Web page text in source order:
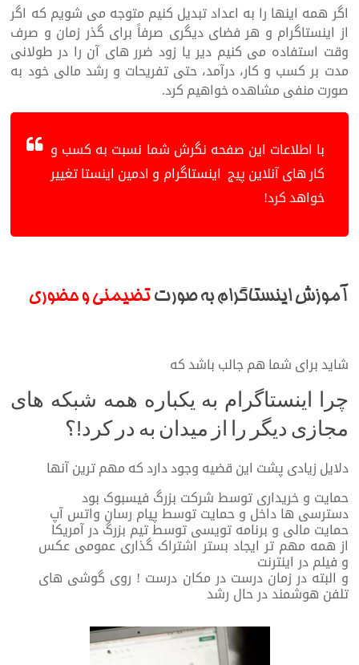
اگر همه اینها را به اعداد تبدیل کنیم متوجه می شویم که اگر
از اینستاگرام و هر فضای دیگری صرفاً برای گذر زمان و صرف
وقت استفاده می کنیم دیر یا زود ضرر های آن را در طولانی
مدت بر کسب و کار، درآمد، حتی تفریحات و رشد مالی خود به
صورت منفی مشاهده خواهیم کرد.
با اطلاعات این صفحه نگرش شما نسبت به کسب و
کار های آنلاین پیج اینستاگرام و ادمین اینستا تغییر
خواهد کرد!
آموزش اینستاگرام به صورتتضیمنی و حضوری
شاید برای شما هم جالب باشد که
چرا اینستاگرام به یکباره همه شبکه های
مجازی دیگر را از میدان به در کرد!؟
دلایل زیادی پشت این قضیه وجود دارد که مهم ترین آنها
حمایت و خریداری توسط شرکت بزرگ فیسبوک بود
دسترسی ها داخل و حمایت توسط پیام رسان واتس آپ
حمایت مالی و برنامه تویسی توسط تیم بزرگ در آمریکا
از همه مهم تر ایجاد بستر اشتراک گذاری عمومی عکس
و فیلم در اینترنت
و البته در زمان درست در مکان درست ! روی گوشی های
تلفن هوشمند در حال رشد